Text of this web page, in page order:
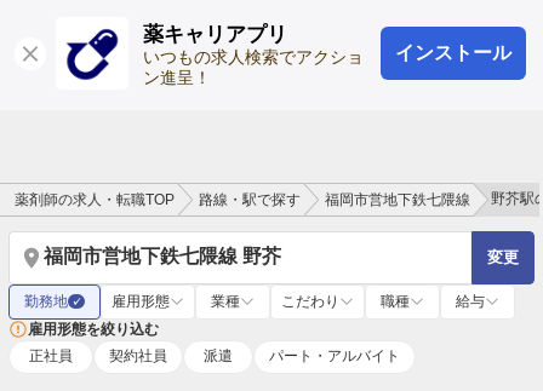
薬キャリアプリ
いつもの求人検索でアクショ
ン進呈！
インストール
ログイン 会員登録
薬剤師の求人・転職TOP 路線・駅で探す 福岡市営地下鉄七隈線 野芥駅
福岡市営地下鉄七隈線 野芥 変更
勤務地 ✓ 雇用形態 業種 こだわり 職種
給与
雇用形態を絞り込む
正社員
契約社員 派遣 パート・アルバイト